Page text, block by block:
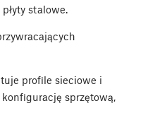
stalowe.
profile sieciowe i
sprzętową,